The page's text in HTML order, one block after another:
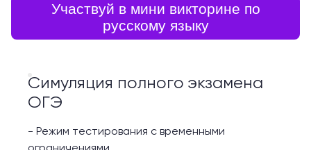
Участвуй в мини викторине по
русскому языку
Симуляция полного экзамена
ОГЭ
- Режим тестирования с временными